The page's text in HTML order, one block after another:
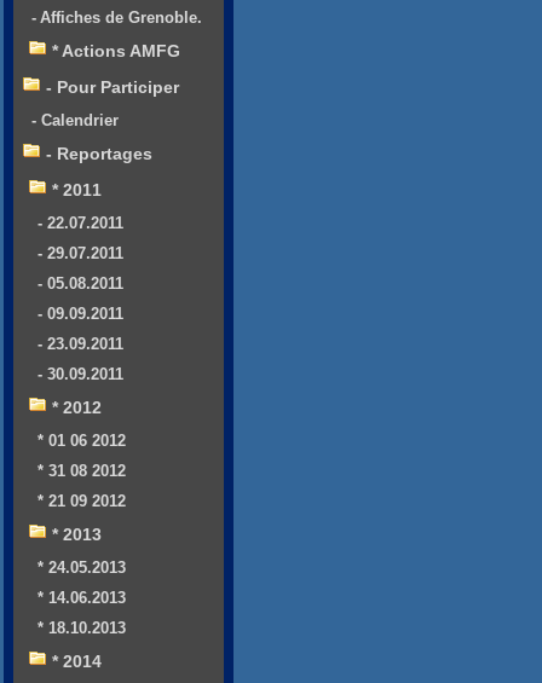
- Affiches de Grenoble.
* Actions AMFG
- Pour Participer
- Calendrier
- Reportages
* 2011
- 22.07.2011
- 29.07.2011
- 05.08.2011
- 09.09.2011
- 23.09.2011
- 30.09.2011
* 2012
* 01 06 2012
* 31 08 2012
* 21 09 2012
* 2013
* 24.05.2013
* 14.06.2013
* 18.10.2013
* 2014